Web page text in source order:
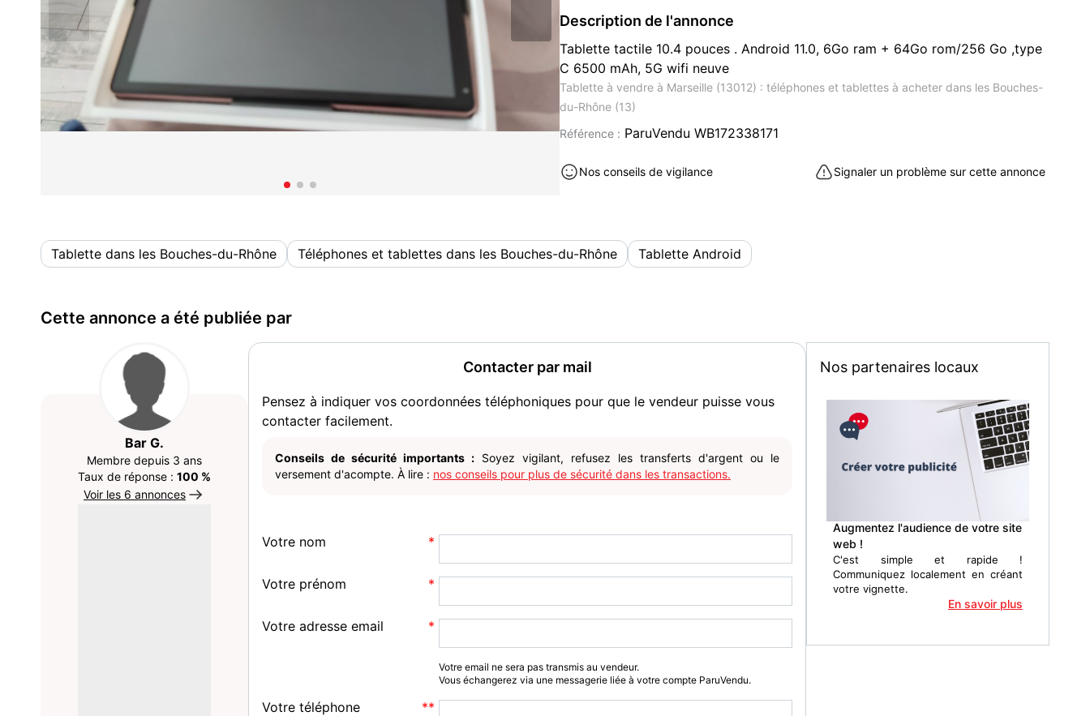
Description de l'annonce
Tablette tactile 10.4 pouces . Android 11.0, 6Go ram + 64Go rom/256 Go ,type
C 6500 mAh, 5G wifi neuve
Tablette à vendre à Marseille (13012) : téléphones et tablettes à acheter dans les Bouches-
du-Rhône (13)
Référence : ParuVendu WB172338171
Nos conseils de vigilance Signaler un problème sur cette annonce
Tablette dans les Bouches-du-Rhône Téléphones et tablettes dans les Bouches-du-Rhône Tablette Android
Cette annonce a été publiée par
Bar G.
Membre depuis 3 ans
Taux de réponse : 100 %
Voir les 6 annonces
Contacter par mail
Pensez à indiquer vos coordonnées téléphoniques pour que le vendeur puisse vous
contacter facilement.
Conseils de sécurité importants : Soyez vigilant, refusez les transferts d'argent ou le
versement d'acompte. À lire : nos conseils pour plus de sécurité dans les transactions.
Votre nom
Votre prénom
Votre adresse email
Votre email ne sera pas transmis au vendeur.
Vous échangerez via une messagerie liée à votre compte ParuVendu.
Votre téléphone
Nos partenaires locaux
Augmentez l'audience de votre site
web !
C'est simple et rapide !
Communiquez localement en créant
votre vignette.
En savoir plus